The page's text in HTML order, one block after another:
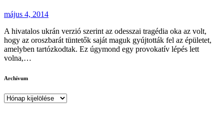
május 4, 2014
A hivatalos ukrán verzió szerint az odesszai tragédia oka az volt,
hogy az oroszbarát tüntetők saját maguk gyújtották fel az épületet,
amelyben tartózkodtak. Ez úgymond egy provokatív lépés lett
volna,…
Archívum
Archívum